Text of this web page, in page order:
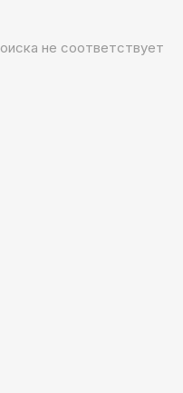
не соответствует